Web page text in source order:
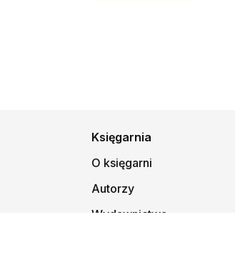
Księgarnia
O księgarni
Autorzy
Wydawnictwa